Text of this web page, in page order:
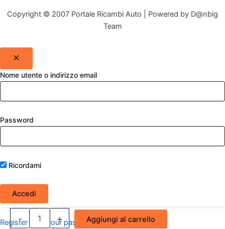
Copyright © 2007 Portale Ricambi Auto | Powered by D@nbig
Team
Nome utente o indirizzo email
Password
Ricordami
Register Lost your password?
-
Proiettore
Destro
+ Aggiungi al carrello